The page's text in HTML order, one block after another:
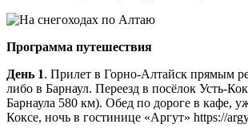
Программа путешествия
День 1. Прилет в Горно-Алтайск прямым
либо в Барнаул. Переезд в посёлок Усть-
Барнаула 580 км). Обед по дороге в кафе,
Коксе, ночь в гостинице «Аргут» https://